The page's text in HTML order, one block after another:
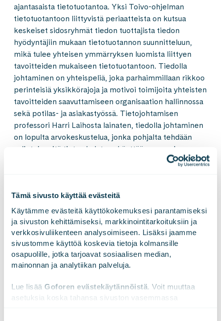
Tämä sivusto käyttää evästeitä
Käytämme evästeitä käyttökokemuksesi parantamiseksi
ja sivuston kehittämiseksi, markkinointitarkoituksiin ja
verkkosivuliikenteen analysoimiseen. Lisäksi jaamme
sivustomme käyttöä koskevia tietoja kolmansille
osapuolille, jotka tarjoavat sosiaalisen median,
mainonnan ja analytiikan palveluja.
Lue lisää Goforen evästekäytännöistä . Voit muuttaa
asetuksia koska tahansa sivuston vasemmassa
ajantasaista tietotuotantoa. Yksi Toivo-ohjelman
tietotuotantoon liittyvistä periaatteista on kutsua
keskeiset sidosryhmät tiedon tuottajista tiedon
hyödyntäjiin mukaan tietotuotannon suunnitteluun,
mikä tulee yhteisen ymmärryksen luomista liittyen
tavoitteiden mukaiseen tietotuotantoon. Tiedolla
johtaminen on yhteispeliä, joka parhaimmillaan rikkoo
perinteisiä yksikkörajoja ja motivoi toimijoita yhteisten
tavoitteiden saavuttamiseen organisaation hallinnossa
sekä potilas- ja asiakastyössä. Tietojohtamisen
professori Harri Laihosta lainaten, tiedolla johtaminen
on lopulta arvokeskustelua, jonka pohjalta tehdään
valintoja mitä tietoa halutaan käyttää parempien